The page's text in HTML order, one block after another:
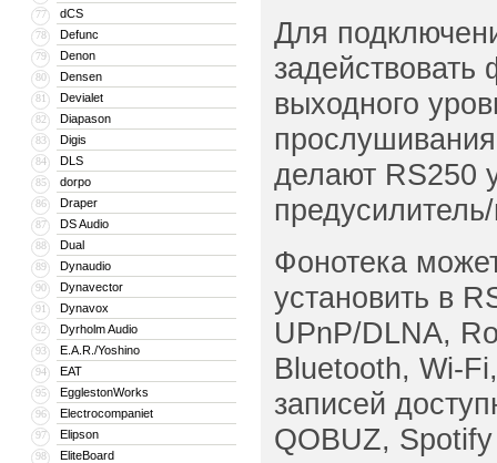
77 dCS
78 Defunc
79 Denon
80 Densen
81 Devialet
82 Diapason
83 Digis
84 DLS
85 dorpo
86 Draper
87 DS Audio
88 Dual
89 Dynaudio
90 Dynavector
91 Dynavox
92 Dyrholm Audio
93 E.A.R./Yoshino
94 EAT
95 EgglestonWorks
96 Electrocompaniet
97 Elipson
98 EliteBoard
Для
задействовать
выходного
делают RS250
Фонотека
установить в
UPnP/DLNA,
Bluetooth, Wi-
записей
QOBUZ,